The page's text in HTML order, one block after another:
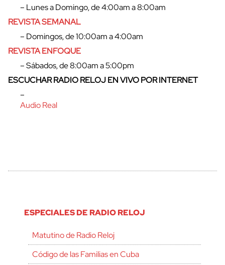
cerrar
– Lunes a Domingo, de 4:00am a 8:00am
REVISTA SEMANAL
– Domingos, de 10:00am a 4:00am
REVISTA ENFOQUE
– Sábados, de 8:00am a 5:00pm
ESCUCHAR RADIO RELOJ EN VIVO POR INTERNET
–
Audio Real
ESPECIALES DE RADIO RELOJ
Matutino de Radio Reloj
Código de las Familias en Cuba